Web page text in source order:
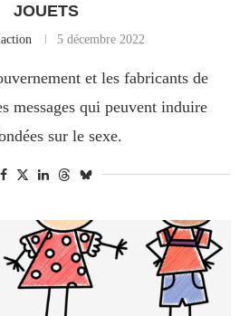
JOUETS
5 décembre 2022
et les fabricants de
messages qui peuvent induire
sur le sexe.